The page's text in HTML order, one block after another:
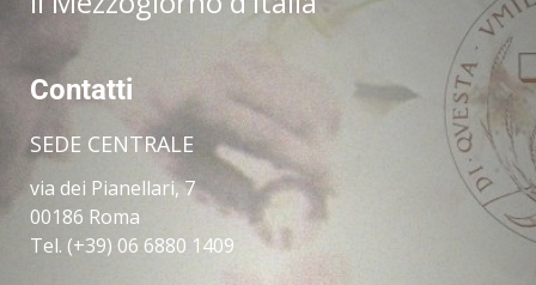
Contatti
SEDE CENTRALE
via dei Pianellari, 7
00186 Roma
Tel. (+39) 06 6880 1409